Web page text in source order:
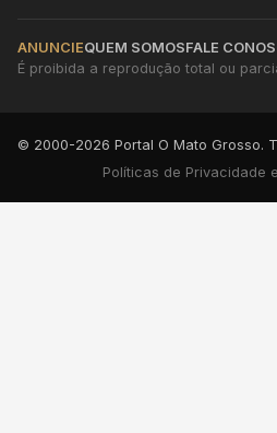
ANUNCIEQUEM SOMOSFALE
É proibida a reprodução total ou
© 2000-2026 Portal O Mato Grosso.
Políticas de Privacidade